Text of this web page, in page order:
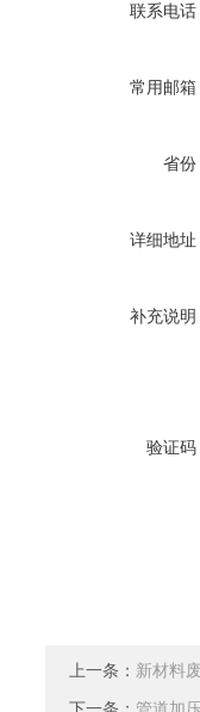
联系电话
常用邮箱
省份
详细地址
补充说明
验证码
上一条： 新材料